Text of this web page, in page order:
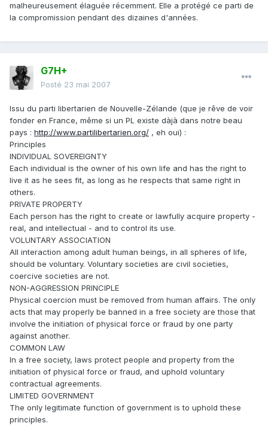
malheureusement élaguée récemment. Elle a protégé ce parti de
la compromission pendant des dizaines d'années.
G7H+
Posté 23 mai 2007
Issu du parti libertarien de Nouvelle-Zélande (que je rêve de voir
fonder en France, même si un PL existe dàjà dans notre beau
pays : http://www.partilibertarien.org/ , eh oui) :
Principles
INDIVIDUAL SOVEREIGNTY
Each individual is the owner of his own life and has the right to
live it as he sees fit, as long as he respects that same right in
others.
PRIVATE PROPERTY
Each person has the right to create or lawfully acquire property -
real, and intellectual - and to control its use.
VOLUNTARY ASSOCIATION
All interaction among adult human beings, in all spheres of life,
should be voluntary. Voluntary societies are civil societies,
coercive societies are not.
NON-AGGRESSION PRINCIPLE
Physical coercion must be removed from human affairs. The only
acts that may properly be banned in a free society are those that
involve the initiation of physical force or fraud by one party
against another.
COMMON LAW
In a free society, laws protect people and property from the
initiation of physical force or fraud, and uphold voluntary
contractual agreements.
LIMITED GOVERNMENT
The only legitimate function of government is to uphold these
principles.